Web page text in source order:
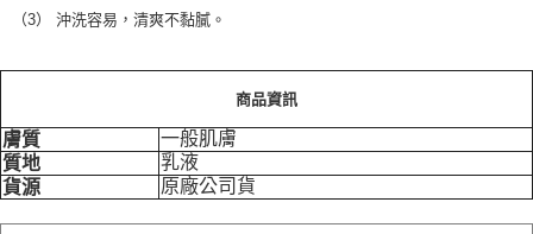
（3） 沖洗容易，清爽不黏膩。
商品資訊
膚質
一般肌膚
質地
乳液
貨源
原廠公司貨